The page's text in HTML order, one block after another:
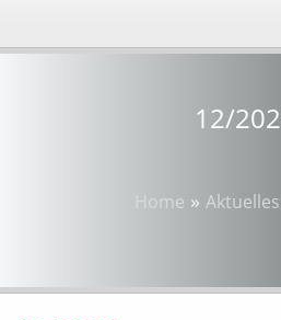
12/
Home » Aktuelles